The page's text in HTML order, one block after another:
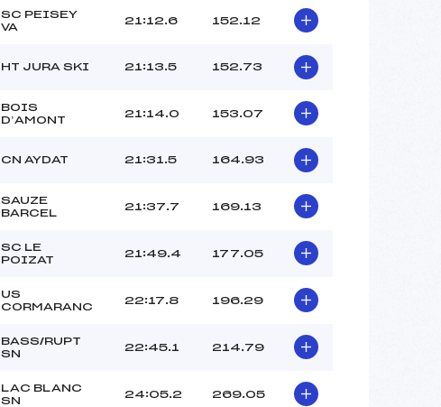
SC PEISEY
VA
21:12.6 152.12
HT JURA SKI 21:13.5 152.73
BOIS
D’AMONT
21:14.0 153.07
CN AYDAT 21:31.5 164.93
SAUZE
BARCEL
21:37.7 169.13
SC LE
POIZAT
21:49.4 177.05
US
CORMARANC
22:17.8 196.29
BASS/RUPT
SN
22:45.1 214.79
LAC BLANC
SN
24:05.2 269.05